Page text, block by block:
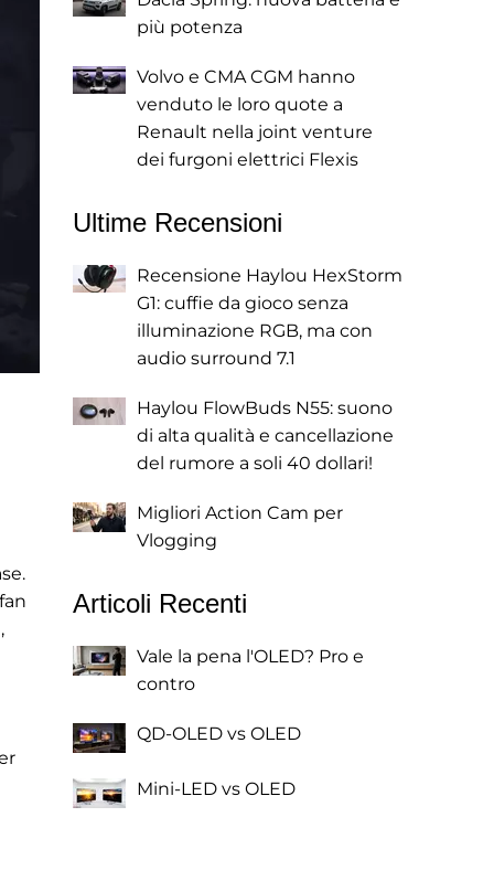
più potenza
Volvo e CMA CGM hanno
venduto le loro quote a
Renault nella joint venture
dei furgoni elettrici Flexis
Ultime Recensioni
Recensione Haylou HexStorm
G1: cuffie da gioco senza
illuminazione RGB, ma con
audio surround 7.1
Haylou FlowBuds N55: suono
di alta qualità e cancellazione
del rumore a soli 40 dollari!
Migliori Action Cam per
Vlogging
Articoli Recenti
Vale la pena l'OLED? Pro e
contro
QD-OLED vs OLED
Mini-LED vs OLED